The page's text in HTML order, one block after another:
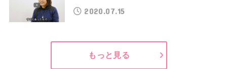
2020.07.15
もっと見る